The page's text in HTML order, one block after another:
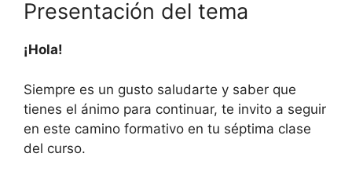
Presentación del tema
¡Hola!
Siempre es un gusto saludarte y saber que
tienes el ánimo para continuar, te invito a seguir
en este camino formativo en tu séptima clase
del curso.